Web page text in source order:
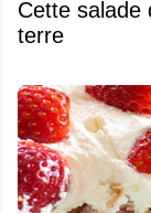
Cette salade
terre